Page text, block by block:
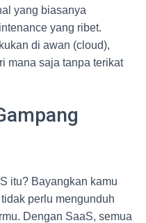
yang biasanya
yang ribet.
di awan (cloud),
mana saja tanpa terikat
itu? Bayangkan kamu
perlu mengunduh
Dengan SaaS, semua